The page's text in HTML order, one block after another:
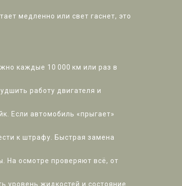
медленно или свет гаснет, это
каждые 10 000 км или раз в
работу двигателя и
Если автомобиль «прыгает»
к штрафу. Быстрая замена
На осмотре проверяют всё, от
уровень жидкостей и состояние